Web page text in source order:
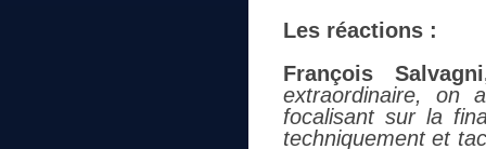
Les réactions :
François
extraordinaire, on
focalisant sur la
techniquement et